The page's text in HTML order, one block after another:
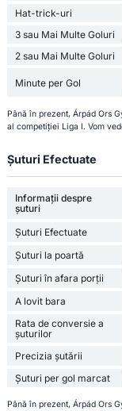
Hat-trick-uri
3 sau Mai Multe Goluri
2 sau Mai Multe Goluri
Minute per Gol
Până în prezent, Árpád Ors
al competiției Liga I. Vom
Șuturi Efectuate
Informații despre
șuturi
Șuturi Efectuate
Șuturi la poartă
Șuturi în afara porții
A lovit bara
Rata de conversie a
șuturilor
Precizia șutării
Șuturi per gol marcat
Până în prezent, Árpád Ors